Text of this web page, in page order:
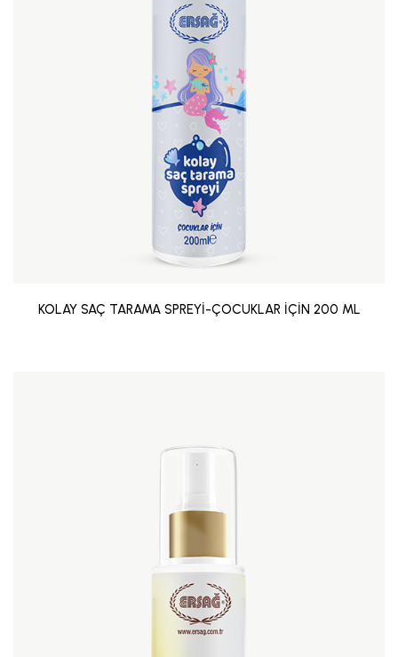
KOLAY SAÇ TARAMA SPREYİ-ÇOCUKLAR İÇİN 200 ML